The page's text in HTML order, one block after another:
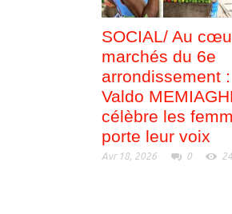
SOCIAL/ Au
marchés du 6e
arrondissement :
Valdo
célèbre les
porte leur voix
Avr 18, 2026 0